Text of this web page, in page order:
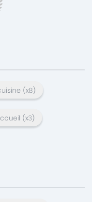
(x8)
(x3)